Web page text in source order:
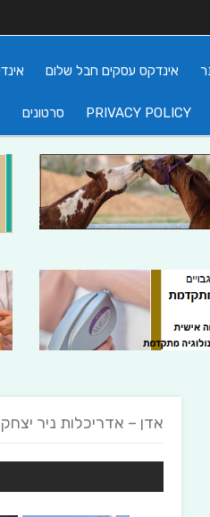
אינדקס עסקים חבל שלום
PRIVACY POLICY סרטונים
אדן – אדריכלות ניר יצחק